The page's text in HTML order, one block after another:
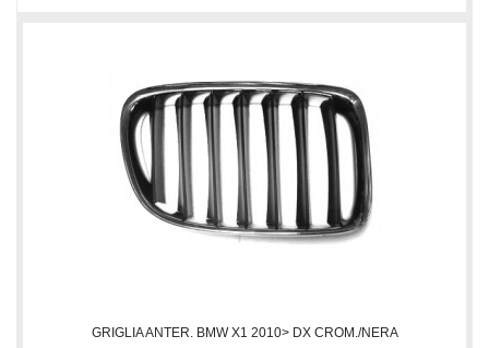
GRIGLIA ANTER. BMW X1 2010> DX CROM./NERA